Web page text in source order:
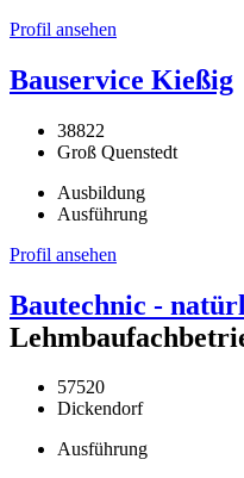
Profil ansehen
Bauservice Kießig
38822
Groß Quenstedt
Ausbildung
Ausführung
Profil ansehen
Bautechnic -
57520
Dickendorf
Ausführung